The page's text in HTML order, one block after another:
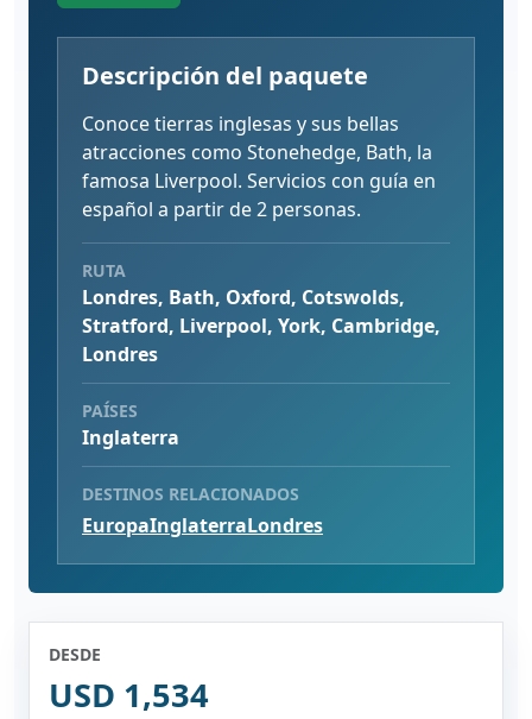
Descripción del paquete
Conoce tierras inglesas y sus bellas
atracciones como Stonehedge, Bath, la
famosa Liverpool. Servicios con guía en
español a partir de 2 personas.
RUTA
Londres, Bath, Oxford, Cotswolds,
Stratford, Liverpool, York, Cambridge,
Londres
PAÍSES
Inglaterra
DESTINOS RELACIONADOS
EuropaInglaterraLondres
DESDE
USD 1,534